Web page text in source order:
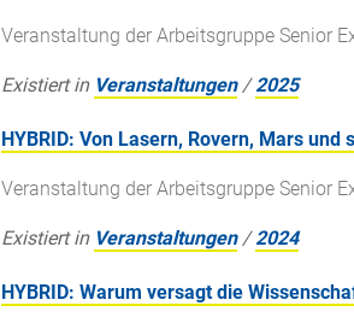
Veranstaltung der Arbeitsgruppe Senior
Existiert in Veranstaltungen /2025
HYBRID: Von Lasern, Rovern, Mars
Veranstaltung der Arbeitsgruppe Senior
Existiert in Veranstaltungen /2024
HYBRID: Warum versagt die